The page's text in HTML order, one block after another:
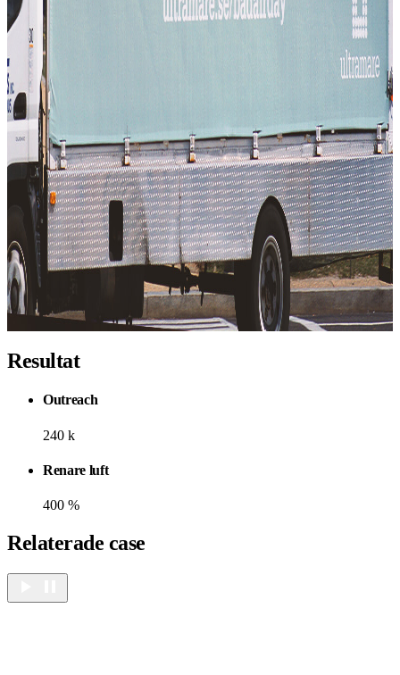
Resultat
Outreach
240 k
Renare luft
400 %
Relaterade case